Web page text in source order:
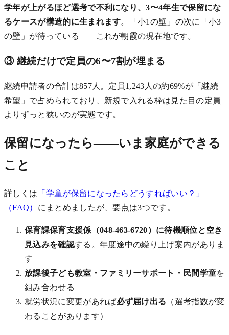
学年が上がるほど選考で不利になり、3〜4年生で保留にな
るケースが構造的に生まれます。「小1の壁」の次に「小3
の壁」が待っている——これが朝霞の現在地です。
③ 継続だけで定員の6〜7割が埋まる
継続申請者の合計は857人。定員1,243人の約69%が「継続
希望」で占められており、新規で入れる枠は見た目の定員
よりずっと狭いのが実態です。
保留になったら——いま家庭ができる
こと
詳しくは 「学童が保留になったらどうすればいい？」
（FAQ） にまとめましたが、要点は3つです。
保育課保育支援係（048-463-6720）に待機順位と空き
見込みを確認する。年度途中の繰り上げ案内がありま
す
放課後子ども教室・ファミリーサポート・民間学童を
組み合わせる
就労状況に変更があれば必ず届け出る （選考指数が変
わることがあります）